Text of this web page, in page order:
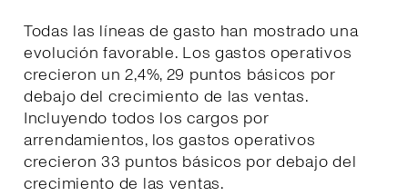
Todas las líneas de gasto han mostrado una
evolución favorable. Los gastos operativos
crecieron un 2,4%, 29 puntos básicos por
debajo del crecimiento de las ventas.
Incluyendo todos los cargos por
arrendamientos, los gastos operativos
crecieron 33 puntos básicos por debajo del
crecimiento de las ventas.